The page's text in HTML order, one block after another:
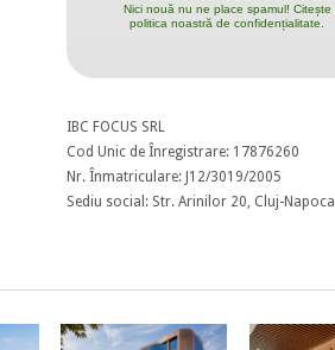
Nici nouă nu ne place spamul! Citește
politica noastră de confidențialitate.
IBC FOCUS SRL
Cod Unic de Înregistrare: 17876260
Nr. Înmatriculare: J12/3019/2005
Sediu social: Str. Arinilor 20, Cluj-Napoca